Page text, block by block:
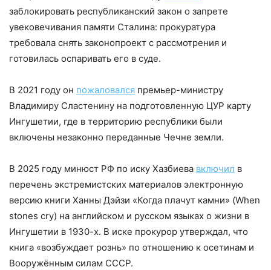
заблокировать республиканский закон о запрете
увековечивания памяти Сталина: прокуратура
требовала снять законопроект с рассмотрения и
готовилась оспаривать его в суде.
В 2021 году он пожаловался премьер-министру
Владимиру Сластенину на подготовленную ЦУР карту
Ингушетии, где в территорию республики были
включены незаконно переданные Чечне земли.
В 2025 году минюст РФ по иску Хазбиева включил в
перечень экстремистских материалов электронную
версию книги Ханны Дэйзи «Когда плачут камни» (When
stones cry) на английском и русском языках о жизни в
Ингушетии в 1930-х. В иске прокурор утверждал, что
книга «возбуждает рознь» по отношению к осетинам и
Вооружённым силам СССР.